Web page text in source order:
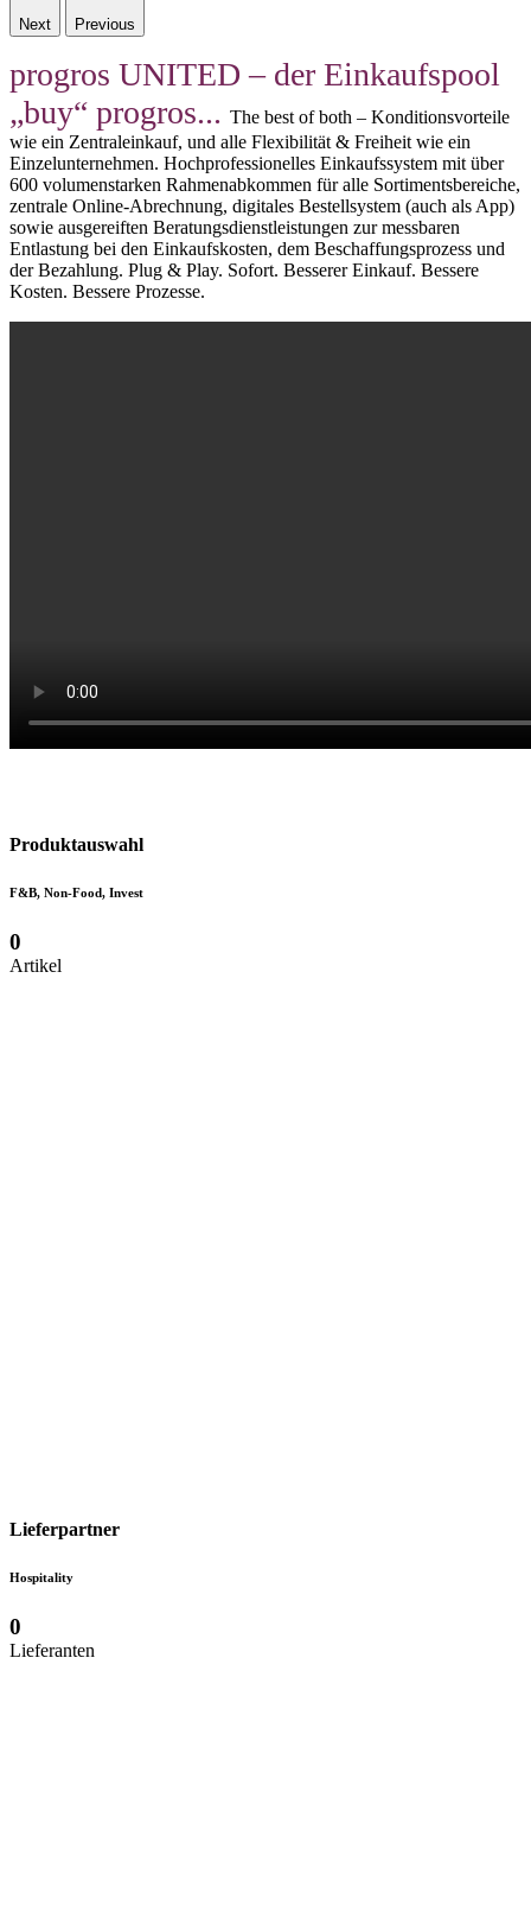
Next Previous
progros UNITED – der Einkaufspool
„buy“ progros... The best of both – Konditionsvorteile
wie ein Zentraleinkauf, und alle Flexibilität & Freiheit wie ein
Einzelunternehmen. Hochprofessionelles Einkaufssystem mit über
600 volumenstarken Rahmenabkommen für alle Sortimentsbereiche,
zentrale Online-Abrechnung, digitales Bestellsystem (auch als App)
sowie ausgereiften Beratungsdienstleistungen zur messbaren
Entlastung bei den Einkaufskosten, dem Beschaffungsprozess und
der Bezahlung. Plug & Play. Sofort. Besserer Einkauf. Bessere
Kosten. Bessere Prozesse.
Produktauswahl
F&B, Non-Food, Invest
0
Artikel
Lieferpartner
Hospitality
0
Lieferanten